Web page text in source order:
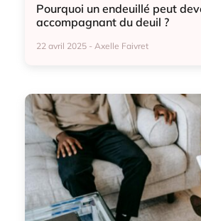
Pourquoi un endeuillé peut
accompagnant du deuil ?
22 avril 2025 - Axelle Faivret